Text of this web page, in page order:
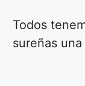
Todos
sureñas